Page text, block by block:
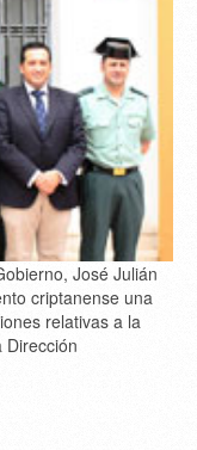
José Julián
criptanense una
relativas a la
Dirección